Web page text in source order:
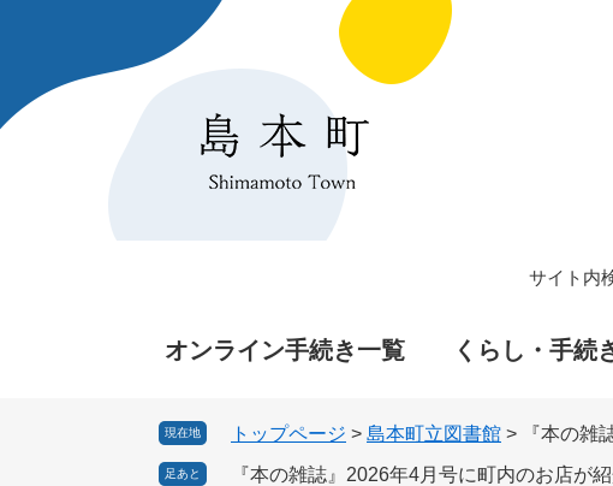
先
を
サイト内
オンライン手続き一覧 くらし・手続
現在地 トップページ > 島本町立図書館 > 『本の雑
足あと 『本の雑誌』2026年4月号に町内のお店が